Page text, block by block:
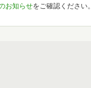
お知らせをご確認ください。